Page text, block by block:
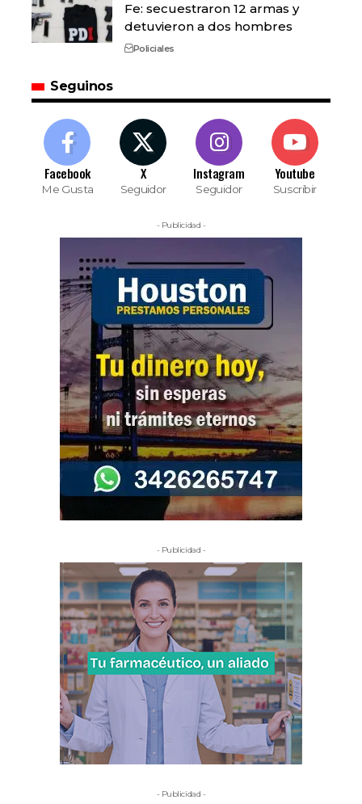
Fe: secuestraron 12 armas y
detuvieron a dos hombres
Policiales
Seguinos
Facebook
Me Gusta
X
Seguidor
Instagram
Seguidor
Youtube
Suscribir
- Publicidad -
- Publicidad -
- Publicidad -